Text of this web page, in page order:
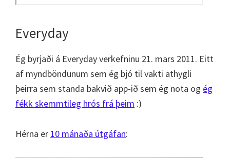
Everyday
Ég byrjaði á Everyday verkefninu 21. mars 2011. Eitt
af myndböndunum sem ég bjó til vakti athygli
þeirra sem standa bakvið app-ið sem ég nota og ég
fékk skemmtileg hrós frá þeim :)
Hérna er 10 mánaða útgáfan: